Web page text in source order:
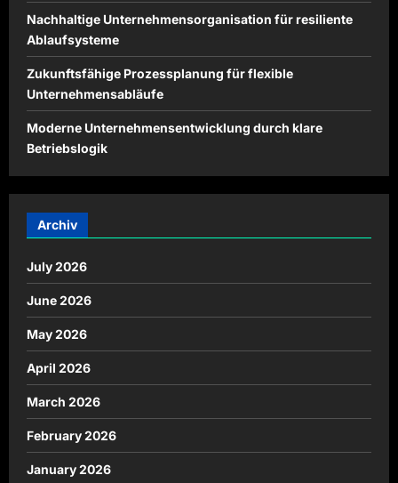
Nachhaltige Unternehmensorganisation für resiliente
Ablaufsysteme
Zukunftsfähige Prozessplanung für flexible
Unternehmensabläufe
Moderne Unternehmensentwicklung durch klare
Betriebslogik
Archiv
July 2026
June 2026
May 2026
April 2026
March 2026
February 2026
January 2026